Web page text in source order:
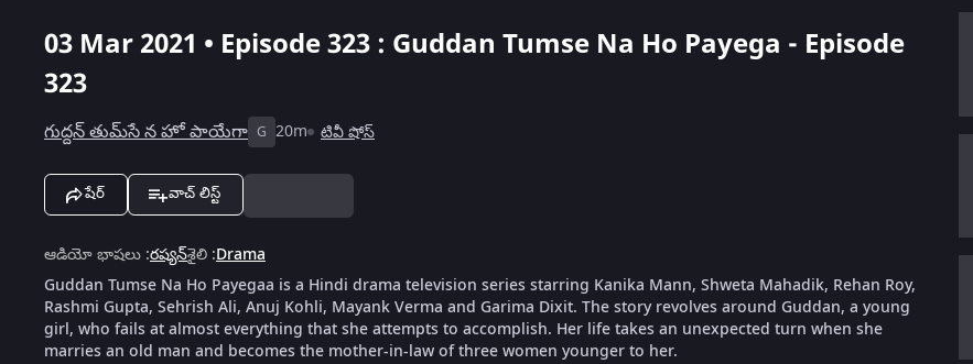
03 Mar 2021 • Episode 323 : Guddan Tumse Na Ho Payega - Episode
323
గుద్దన్ తుమ్‌సే న హో పాయేగా G 20m టివీ షోస్
షేర్ వాచ్ లిస్ట్
ఆడియో భాషలు :రష్యన్శైలి :Drama
Guddan Tumse Na Ho Payegaa is a Hindi drama television series starring Kanika Mann, Shweta Mahadik, Rehan Roy,
Rashmi Gupta, Sehrish Ali, Anuj Kohli, Mayank Verma and Garima Dixit. The story revolves around Guddan, a young
girl, who fails at almost everything that she attempts to accomplish. Her life takes an unexpected turn when she
marries an old man and becomes the mother-in-law of three women younger to her.